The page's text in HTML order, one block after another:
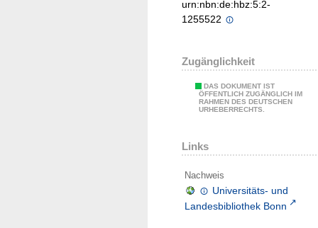
urn:nbn:de:hbz:5:2-
1255522
Zugänglichkeit
DAS DOKUMENT IST
ÖFFENTLICH ZUGÄNGLICH IM
RAHMEN DES DEUTSCHEN
URHEBERRECHTS.
Links
Nachweis
Universitäts- und
Landesbibliothek Bonn